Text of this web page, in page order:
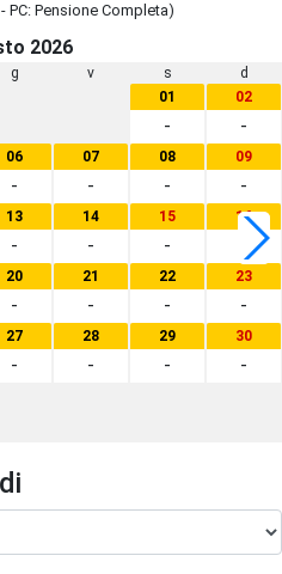
PC: Pensione Completa)
2026
g v s
d
01
-
02
-
06
-
07
-
08
-
09
-
13
-
14
-
15
-
16
20
-
21
-
22
-
23
-
27
-
28
-
29
-
30
-